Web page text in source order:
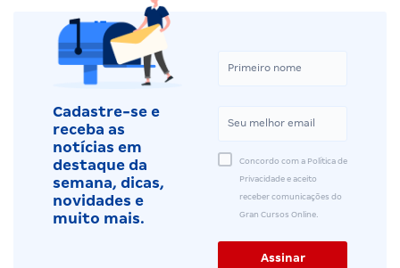
Cadastre-se e
receba as
notícias em
destaque da
semana, dicas,
novidades e
muito mais.
Concordo com a Política de
Privacidade e aceito
receber comunicações do
Gran Cursos Online.